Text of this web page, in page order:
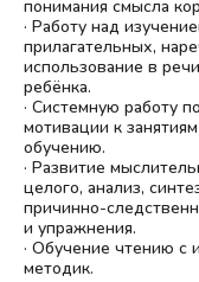
понимания смысла
· Работу над
прилагательных,
использование в
ребёнка.
· Системную работу
мотивации к
обучению.
· Развитие
целого, анализ,
причинно-
и упражнения.
· Обучение чтению с
методик.